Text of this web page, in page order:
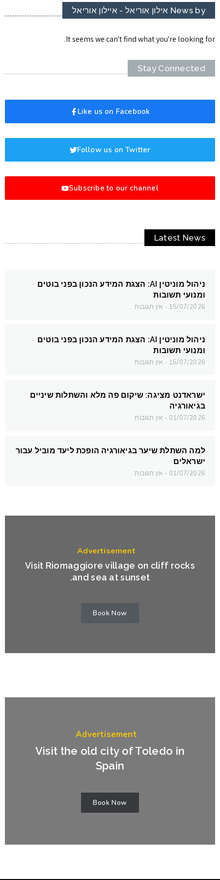
News by אילון אוריאל - איילון אוריאל
It seems we can't find what you're looking for.
Stay Connected
Like us on Facebook
Follow us on Twitter
Subscribe to our channel
Latest News
ניהול מוניטין AI: הצגת המידע הנכון בפני בוטים
ומנועי תשובות
15/07/2026 אין תגובות
ניהול מוניטין AI: הצגת המידע הנכון בפני בוטים
ומנועי תשובות
15/07/2026 אין תגובות
ישראדנט מציגה: שיקום פה מלא והשתלות שיניים
בגיאורגיה
01/07/2026 אין תגובות
למה השתלת שיער בגיאורגיה הופכת ליעד מוביל עבור
ישראלים
01/07/2026 אין תגובות
Advertisement
Visit Riomaggiore village on cliff rocks
and sea at sunset.
Book Now
Advertisement
Visit the old city of Toledo in
Spain
Book Now